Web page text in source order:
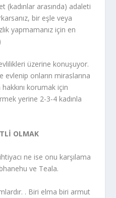
(kadınlar arasında) adaleti
bir eşle veya
yapmamanız için en
üzerine konuşuyor.
onların miraslarına
korumak için
yerine 2-3-4 kadınla
OLMAK
ne ise onu karşılama
ve Teala.
. Biri elma biri armut